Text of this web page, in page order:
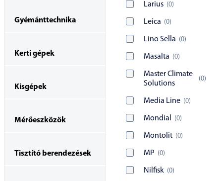
Larius (0)
Leica (0)
Lino Sella (0)
Masalta (0)
Master Climate
Solutions
(0)
Media Line (0)
Mondial (0)
Montolit (0)
MP (0)
Nilfisk (0)
Gyémánttechnika
Kerti gépek
Kisgépek
Mérőeszközök
Tisztító berendezések